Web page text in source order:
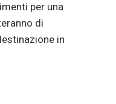
per una
di
in